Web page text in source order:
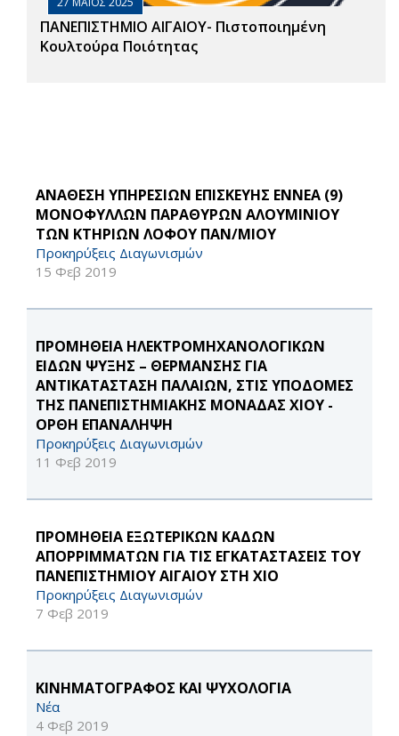
ΠΑΝΕΠΙΣΤΗΜΙΟ ΑΙΓΑΙΟΥ- Πιστοποιημένη
Κουλτούρα Ποιότητας
ΑΝΑΘΕΣΗ ΥΠΗΡΕΣΙΩΝ ΕΠΙΣΚΕΥΗΣ ΕΝΝΕΑ (9)
ΜΟΝΟΦΥΛΛΩΝ ΠΑΡΑΘΥΡΩΝ ΑΛΟΥΜΙΝΙΟΥ
ΤΩΝ ΚΤΗΡΙΩΝ ΛΟΦΟΥ ΠΑΝ/ΜΙΟΥ
Προκηρύξεις Διαγωνισμών
15 Φεβ 2019
ΠΡΟΜΗΘΕΙΑ ΗΛΕΚΤΡΟΜΗΧΑΝΟΛΟΓΙΚΩΝ
ΕΙΔΩΝ ΨΥΞΗΣ – ΘΕΡΜΑΝΣΗΣ ΓΙΑ
ΑΝΤΙΚΑΤΑΣΤΑΣΗ ΠΑΛΑΙΩΝ, ΣΤΙΣ ΥΠΟΔΟΜΕΣ
ΤΗΣ ΠΑΝΕΠΙΣΤΗΜΙΑΚΗΣ ΜΟΝΑΔΑΣ ΧΙΟΥ -
ΟΡΘΗ ΕΠΑΝΑΛΗΨΗ
Προκηρύξεις Διαγωνισμών
11 Φεβ 2019
ΠΡΟΜΗΘΕΙΑ ΕΞΩΤΕΡΙΚΩΝ ΚΑΔΩΝ
ΑΠΟΡΡΙΜΜΑΤΩΝ ΓΙΑ ΤΙΣ ΕΓΚΑΤΑΣΤΑΣΕΙΣ ΤΟΥ
ΠΑΝΕΠΙΣΤΗΜΙΟΥ ΑΙΓΑΙΟΥ ΣΤΗ ΧΙΟ
Προκηρύξεις Διαγωνισμών
7 Φεβ 2019
ΚΙΝΗΜΑΤΟΓΡΑΦΟΣ ΚΑΙ ΨΥΧΟΛΟΓΙΑ
Νέα
4 Φεβ 2019